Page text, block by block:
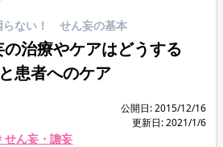
らない！ せん妄の基本
治療やケアはどうする
患者へのケア
公開日: 2015/12/16
更新日: 2021/1/6
せん妄・譫妄